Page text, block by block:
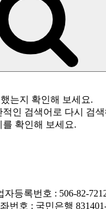
는지 확인해 보세요.
인 검색어로 다시 검
확인해 보세요.
자등록번호 : 506-82-
번호 : 국민은행